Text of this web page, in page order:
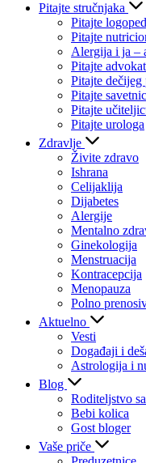
Pitajte stručnjaka
Pitajte
Pitajte
Alergija i ja –
Pitajte
Pitajte dečijeg
Pitajte
Pitajte
Pitajte urologa
Zdravlje
Živite zdravo
Ishrana
Celijaklija
Dijabetes
Alergije
Mentalno
Ginekologija
Menstruacija
Kontracepcija
Menopauza
Polno
Aktuelno
Vesti
Događaji i
Astrologija i
Blog
Roditeljstvo
Bebi kolica
Gost bloger
Vaše priče